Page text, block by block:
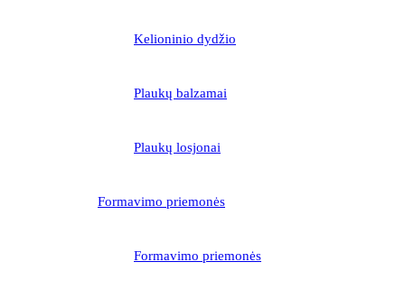
Kelioninio dydžio
Plaukų balzamai
Plaukų losjonai
Formavimo priemonės
Formavimo priemonės